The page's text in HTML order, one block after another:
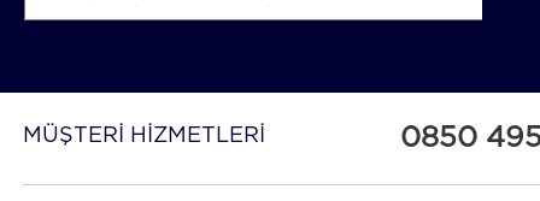
MÜŞTERİ HİZMETLERİ 0850